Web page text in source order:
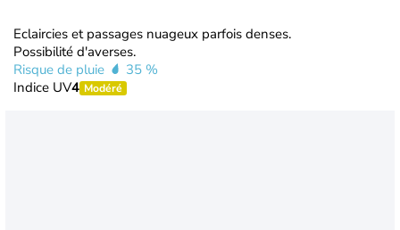
Eclaircies et passages nuageux parfois denses.
Possibilité d'averses.
Risque de pluie
35 %
Indice UV4 Modéré